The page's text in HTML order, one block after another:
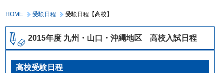
HOME 受験日程 受験日程【高校】
2015年度 九州・山口・沖縄地区 高校入試日程
高校受験日程